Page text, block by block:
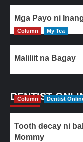
Mga Payo ni
Column My Tea
Maliliit na Bagay
DENTIST
Column Dentist
Tooth decay ni
Mommy